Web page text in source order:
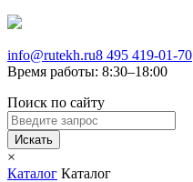
info@rutekh.ru8 495 419-01-70
Время работы: 8:30–18:00
Поиск по сайту
Искать
×
Каталог Каталог